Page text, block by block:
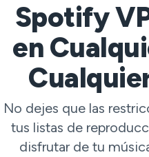
Spotify
en
No dejes que las
tus listas de
disfrutar de tu